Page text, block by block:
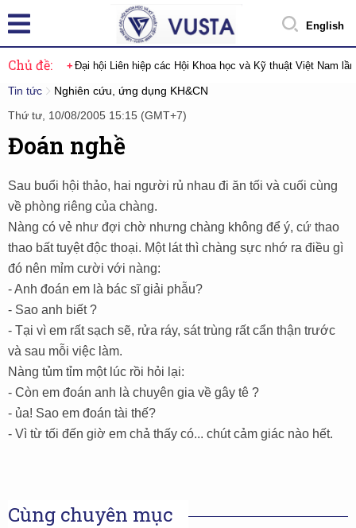
English
Chủ đề: Đại hội Liên hiệp các Hội Khoa học và Kỹ thuật Việt Nam
Tin tức
Nghiên cứu, ứng dụng KH&CN
Thứ tư, 10/08/2005 15:15 (GMT+7)
Đoán nghề
Sau buổi hội thảo, hai người rủ nhau đi ăn tối và cuối cùng
về phòng riêng của chàng.
Nàng có vẻ như đợi chờ nhưng chàng không để ý, cứ thao
thao bất tuyệt độc thoại. Một lát thì chàng sực nhớ ra điều gì
đó nên mỉm cười với nàng:
- Anh đoán em là bác sĩ giải phẫu?
- Sao anh biết ?
- Tại vì em rất sạch sẽ, rửa ráy, sát trùng rất cẩn thận trước
và sau mỗi việc làm.
Nàng tủm tỉm một lúc rồi hỏi lại:
- Còn em đoán anh là chuyên gia về gây tê ?
- ủa! Sao em đoán tài thế?
- Vì từ tối đến giờ em chả thấy có... chút cảm giác nào hết.
Cùng chuyên mục